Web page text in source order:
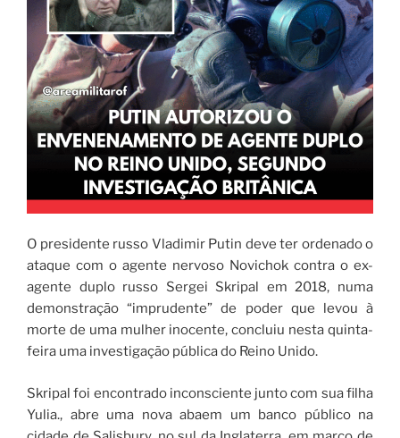
O presidente russo Vladimir Putin deve ter ordenado o
ataque com o agente nervoso Novichok contra o ex-
agente duplo russo Sergei Skripal em 2018, numa
demonstração “imprudente” de poder que levou à
morte de uma mulher inocente, concluiu nesta quinta-
feira uma investigação pública do Reino Unido.
Skripal foi encontrado inconsciente junto com sua filha
Yulia., abre uma nova abaem um banco público na